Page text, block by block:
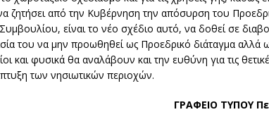
ζητήσει από την Κυβέρνηση την απόσυρση του
είναι το νέο σχέδιο αυτό, να δοθεί σε
του να μην προωθηθεί ως Προεδρικό διάταγμα
φυσικά θα αναλάβουν και την ευθύνη για τις
των νησιωτικών περιοχών.
ΓΡΑΦΕΙΟ ΤΥΠΟΥ